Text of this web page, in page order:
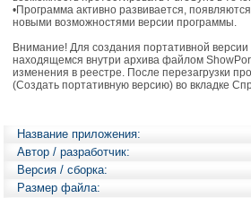
•Программа активно развивается,
новыми возможностями версии программы.
Внимание! Для создания портативной
находящемся внутри архива файлом
изменения в реестре. После перезагрузки
(Создать портативную версию) во вкладке
Название приложения:
Автор / разработчик:
Версия / сборка:
Размер файла: